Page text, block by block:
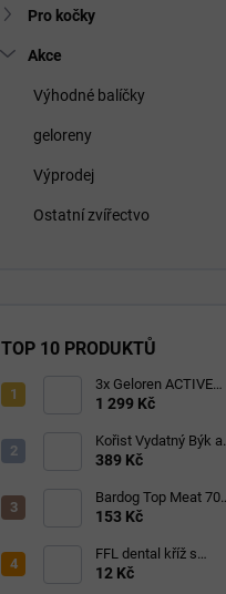
Pro kočky
Akce
Výhodné balíčky
geloreny
Výprodej
Ostatní zvířectvo
TOP 10 PRODUKTŮ
3x Geloren ACTIVE
pomeranč 400g (3x90
1 299 Kč
Kořist Vydatný Býk a
Krocan pro aktivní psy
389 Kč
Bardog Top Meat 70
granule lisované za
153 Kč
FFL dental kříž s
eukalyptem 1 ks
12 Kč